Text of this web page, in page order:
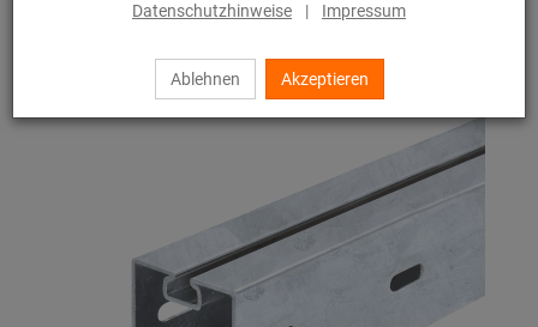
Datenschutzhinweise | Impressum
Ablehnen Akzeptieren